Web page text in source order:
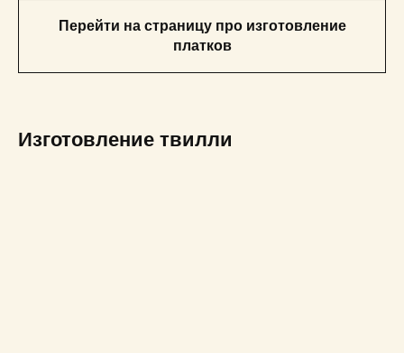
Перейти на страницу про изготовление
платков
Изготовление твилли